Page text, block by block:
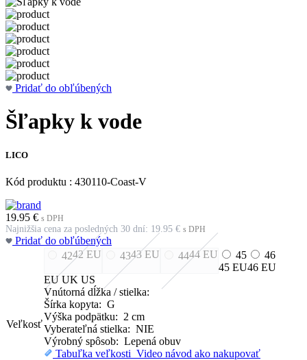
Pridať do obľúbených
Šľapky k vode
LICO
Kód produktu : 430110-Coast-V
19.95 € s DPH
Najnižšia cena za posledných 30 dní: 19.95 € s DPH
Pridať do obľúbených
Veľkosť
4242EU 4343EU 4444EU
45
45 EU
46
46 EU
EU UK US
Vnútorná dĺžka / stielka:
Šírka kopyta: G
Výška podpätku: 2 cm
Vyberateľná stielka: NIE
Výrobný spôsob: Lepená obuv
Tabuľka veľkosti Video návod ako nakupovať